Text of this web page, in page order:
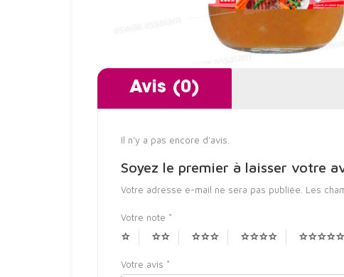
Avis (0)
Il n’y a pas encore d’avis.
Soyez le premier à laisser votre
Votre adresse e-mail ne sera pas publiée. Les
Votre note *
Votre avis *